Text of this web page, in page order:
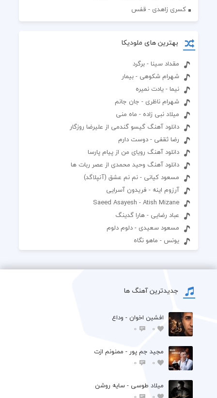
کسری زاهدی - قفس
بهترین های ملودیکا
مقداد سینا - برگرد
شهرام شکوهی - بیمار
نیما - یادت نمیره
شهرام ناظری - جان جانم
میلاد نبی زاده - ماه منی
دانلود آهنگ گیسو گندمی از علیرضا روزگار
رضا ثقفی - دوست دارم
دانلود آهنگ رویای من از پیام پارسا
دانلود آهنگ وحید محمدی از عصر ربات ها
مسعود کیانی - نم نم عشق (آنپلاگد)
آرزوم اینه - فریدون آسرایی
Saeed Asayesh - Atish Mizane
عباد رضایی - هارا گدینگ
مسعود سعیدی - دلوم دلوم
یونس - ماهو نگاه
جدیدترین آهنگ ها
افشين اخوان - وداع
0
0
مجید جم پور - ممنونم ازت
0
0
میلاد طوسی - سایه روشن